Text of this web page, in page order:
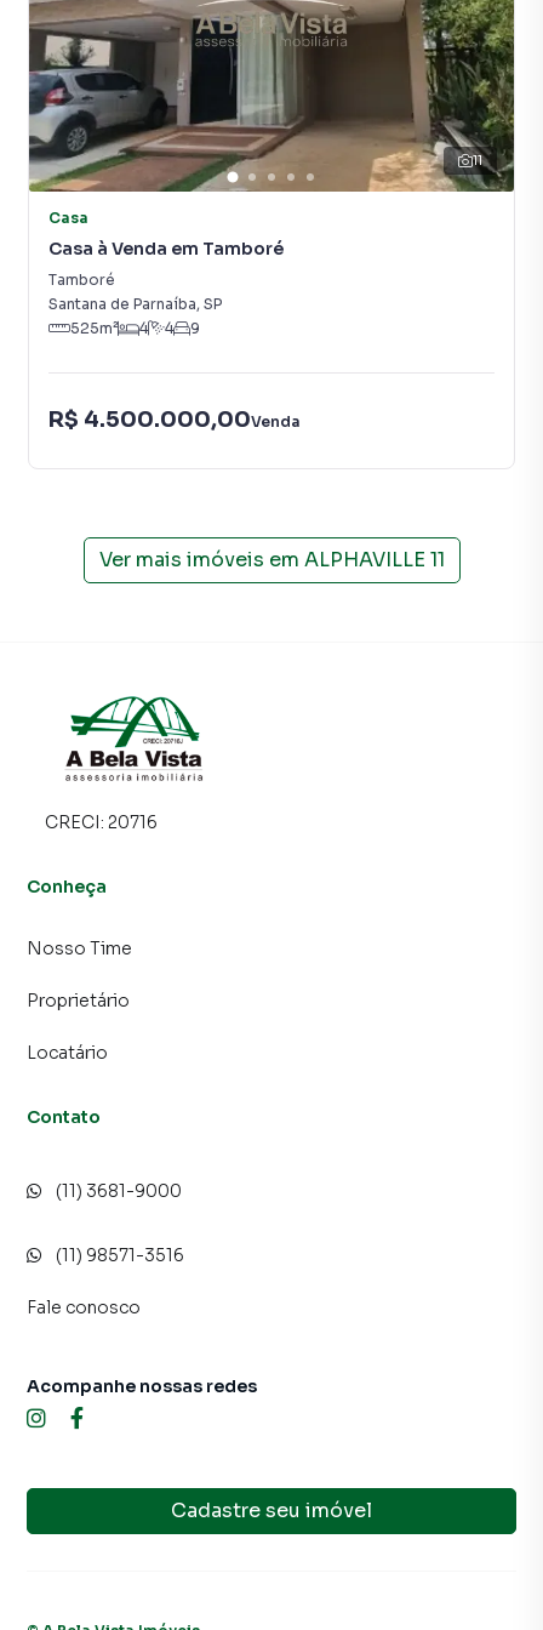
Contamos também com um time de programadores,
corretores treinados e uma central de atendimento
preparada para atender proprietários e inquilinos.
11
Casa
Casa à Venda em Tamboré
Tamboré
Santana de Parnaíba, SP
525m² 4 4 9
R$ 4.500.000,00Venda
Ver mais imóveis em ALPHAVILLE 11
CRECI: 20716
Conheça
Nosso Time
Proprietário
Locatário
Contato
(11) 3681-9000
(11) 98571-3516
Fale conosco
Cadastre seu imóvel
Acompanhe nossas redes